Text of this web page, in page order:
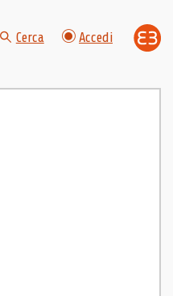
Cerca Accedi